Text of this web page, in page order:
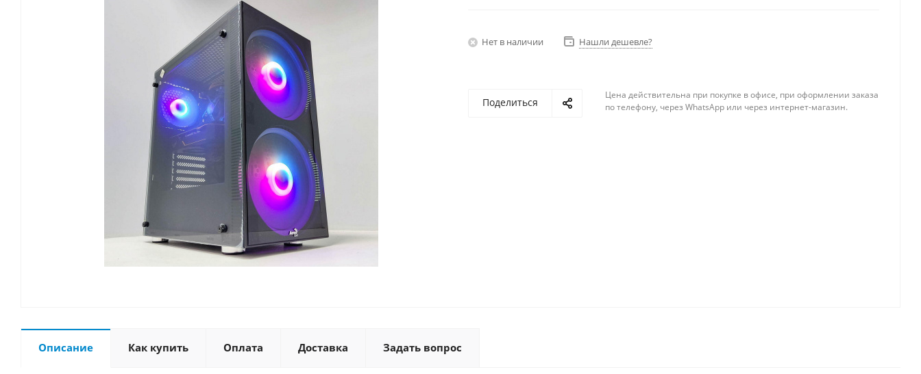
Нет в наличии Нашли дешевле?
Поделиться
Цена действительна при покупке в офисе, при оформлении заказа
по телефону, через WhatsApp или через интернет-магазин.
Описание Как купить Оплата Доставка Задать вопрос